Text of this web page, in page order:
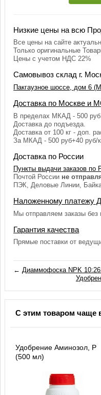
Низкие цены на всю
Все цены на сайте
Только оригинальные
Цены с учетом НДС 22%
Самовывоз склад г.
Пакгаузное шоссе, дом 6
Доставка по Москве и
В пределах МКАД - 500 руб
Доставка до подъезда.
Доставка от 100 кг - доп.
За МКАД - 500 руб+40 руб/
Доставка по России
Пункты выдачи заказов по
Почтой России не
ПЭК, Деловые Линии,
Наложенному платежу
Мы отправляем заказы без
Гарантия качества
Прямые поставки от
←Диаммофоска NPK
С этим товаром чаще
Удобрение Аминозол, Р
(500 мл)